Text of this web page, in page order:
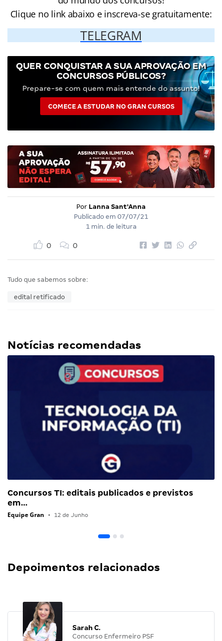
Clique no link abaixo e inscreva-se gratuitamente:
TELEGRAM
QUER CONQUISTAR A SUA APROVAÇÃO EM
CONCURSOS PÚBLICOS?
Prepare-se com quem mais entende do assunto!
COMECE A ESTUDAR NO GRAN CURSOS
Por Lanna Sant'Anna
Publicado em 07/07/21
1 min. de leitura
0 0
Tudo que sabemos sobre:
edital retificado
Notícias recomendadas
Concursos TI: editais publicados e previstos
em…
Equipe Gran • 12 de Junho
Depoimentos relacionados
Sarah C.
Concurso Enfermeiro PSF